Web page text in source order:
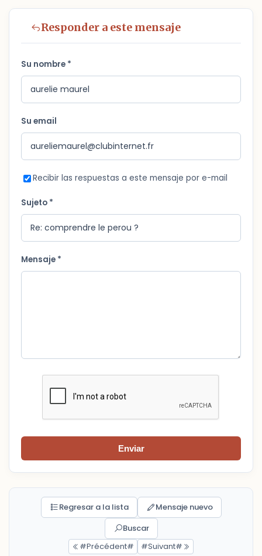
Responder a este mensaje
Su nombre *
Su email
Recibir las respuestas a este mensaje por e-mail
Sujeto *
Mensaje *
Enviar
Regresar a la lista
Mensaje nuevo
Buscar
#Précédent#
#Suivant#